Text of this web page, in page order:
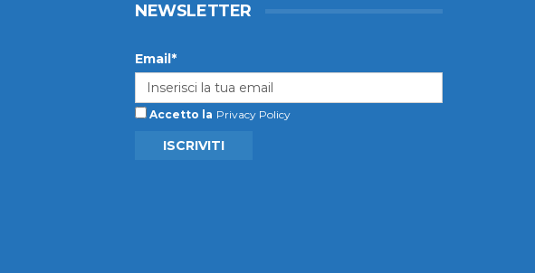
NEWSLETTER
Email*
Accetto la Privacy Policy
ISCRIVITI